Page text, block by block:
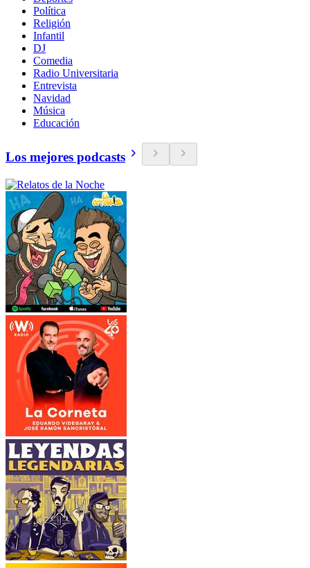
Política
Religión
Infantil
DJ
Comedia
Radio Universitaria
Entrevista
Navidad
Música
Educación
Los mejores podcasts